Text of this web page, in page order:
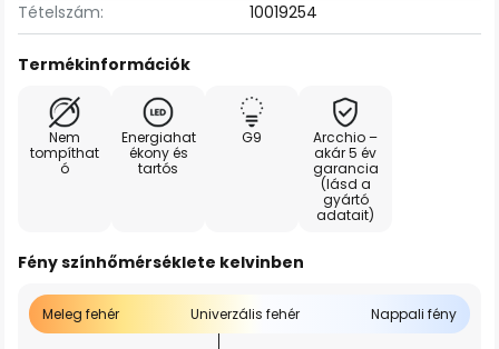
Tételszám:
10019254
Termékinformációk
Nem
tompíthat
ó
Energiahat
ékony és
tartós
G9
Arcchio –
akár 5 év
garancia
(lásd a
gyártó
adatait)
Fény színhőmérséklete kelvinben
Meleg fehér Univerzális fehér Nappali fény